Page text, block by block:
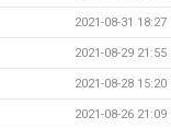
2021-08-31 18:27
2021-08-29 21:55
2021-08-28 15:20
2021-08-26 21:09